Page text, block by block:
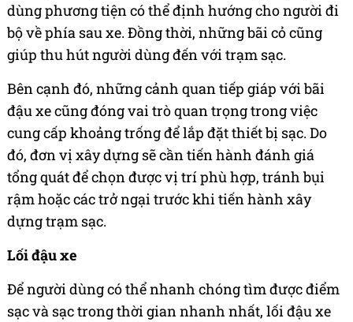
dùng phương tiện có thể định hướng cho người đi
bộ về phía sau xe. Đồng thời, những bãi cỏ cũng
giúp thu hút người dùng đến với trạm sạc.
Bên cạnh đó, những cảnh quan tiếp giáp với bãi
đậu xe cũng đóng vai trò quan trọng trong việc
cung cấp khoảng trống để lắp đặt thiết bị sạc. Do
đó, đơn vị xây dựng sẽ cần tiến hành đánh giá
tổng quát để chọn được vị trí phù hợp, tránh bụi
rậm hoặc các trở ngại trước khi tiến hành xây
dựng trạm sạc.
Lối đậu xe
Để người dùng có thể nhanh chóng tìm được điểm
sạc và sạc trong thời gian nhanh nhất, lối đậu xe